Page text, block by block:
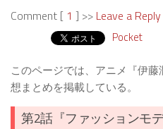
Comment [ 1 ] >> Leave a Reply
Pocket
このページでは、アニメ『伊
想まとめを掲載している。
第2話『ファッションモ